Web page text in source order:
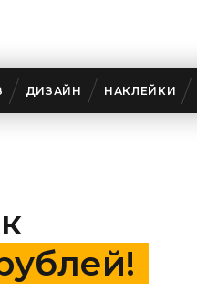
ДИЗАЙН НАКЛЕЙКИ